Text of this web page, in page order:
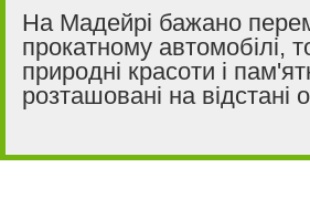
На Мадейрі бажано
прокатному автомобілі,
природні красоти і
розташовані на відстані